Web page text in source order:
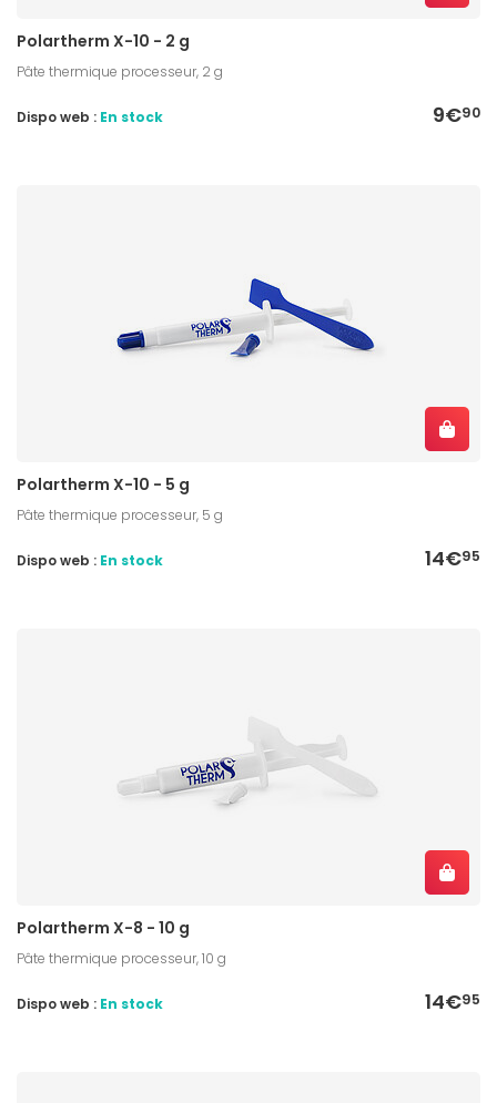
Polartherm X-10 - 2 g
Pâte thermique processeur, 2 g
9€90
Dispo web : En stock
Polartherm X-10 - 5 g
Pâte thermique processeur, 5 g
14€95
Dispo web : En stock
Polartherm X-8 - 10 g
Pâte thermique processeur, 10 g
14€95
Dispo web : En stock